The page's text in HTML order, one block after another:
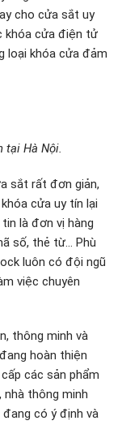
cho cửa sắt uy
khóa cửa điện tử
loại khóa cửa đảm
tại Hà Nội.
sắt rất đơn giản,
cửa uy tín lại
là đơn vị hàng
số, thẻ từ… Phù
luôn có đội ngũ
việc chuyên
thông minh và
hoàn thiện
các sản phẩm
nhà thông minh
đang có ý định và